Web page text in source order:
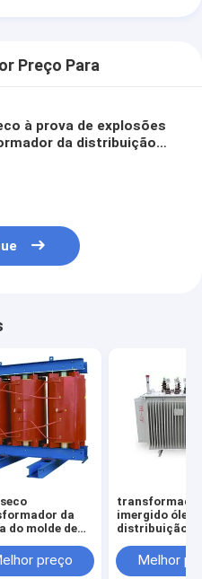
Preço Para
à prova de explosões
da distribuição
da
do molde de
de
excelente
preço
imergido óleo
distribuição
fase 11/0.4kv
Melhor